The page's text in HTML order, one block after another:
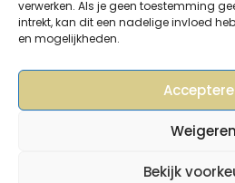
verwerken. Als je geen toestemming
intrekt, kan dit een nadelige invloed
en mogelijkheden.
Weigeren
Bekijk